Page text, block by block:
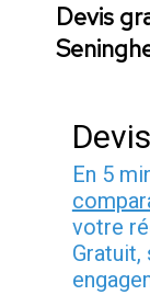
Devis
En 5
votre
Gratuit,